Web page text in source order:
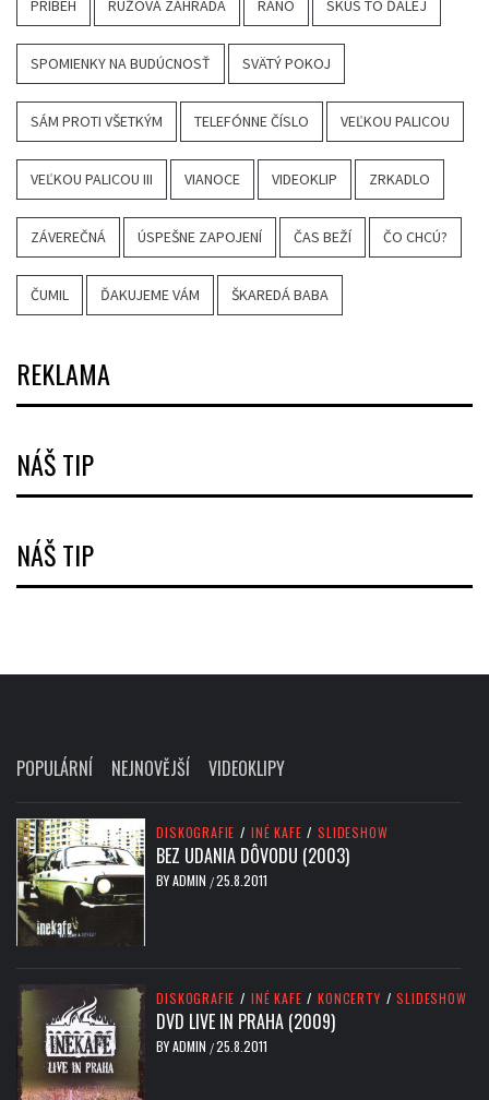
PRÍBEH RUŽOVÁ ZÁHRADA RÁNO SKÚS TO ĎALEJ
SPOMIENKY NA BUDÚCNOSŤ SVÄTÝ POKOJ
SÁM PROTI VŠETKÝM TELEFÓNNE ČÍSLO VEĽKOU PALICOU
VEĽKOU PALICOU III VIANOCE VIDEOKLIP ZRKADLO
ZÁVEREČNÁ ÚSPEŠNE ZAPOJENÍ ČAS BEŽÍ ČO CHCÚ?
ČUMIL ĎAKUJEME VÁM ŠKAREDÁ BABA
REKLAMA
NÁŠ TIP
NÁŠ TIP
POPULÁRNÍ NEJNOVĚJŠÍ VIDEOKLIPY
DISKOGRAFIE / INÉ KAFE / SLIDESHOW
BEZ UDANIA DÔVODU (2003)
BYADMIN /25.8.2011
DISKOGRAFIE / INÉ KAFE / KONCERTY / SLIDESHOW
DVD LIVE IN PRAHA (2009)
BYADMIN /25.8.2011